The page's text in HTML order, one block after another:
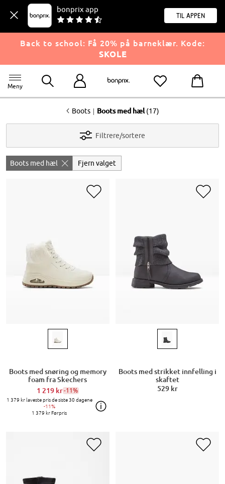
bonprix app
til appen
Back to school: Få 20% på barneklær. Kode:
SKOLE
Meny
<Boots | Boots med hæl (17)
Filtrere/sortere
Boots med hæl Fjern valget
Boots med snøring og memory
foam fra Skechers
1 219 kr-11%
1 379 krlaveste pris de siste 30 dagene
-11%
1 379 krFørpris
Boots med strikket innfelling i
skaftet
529 kr